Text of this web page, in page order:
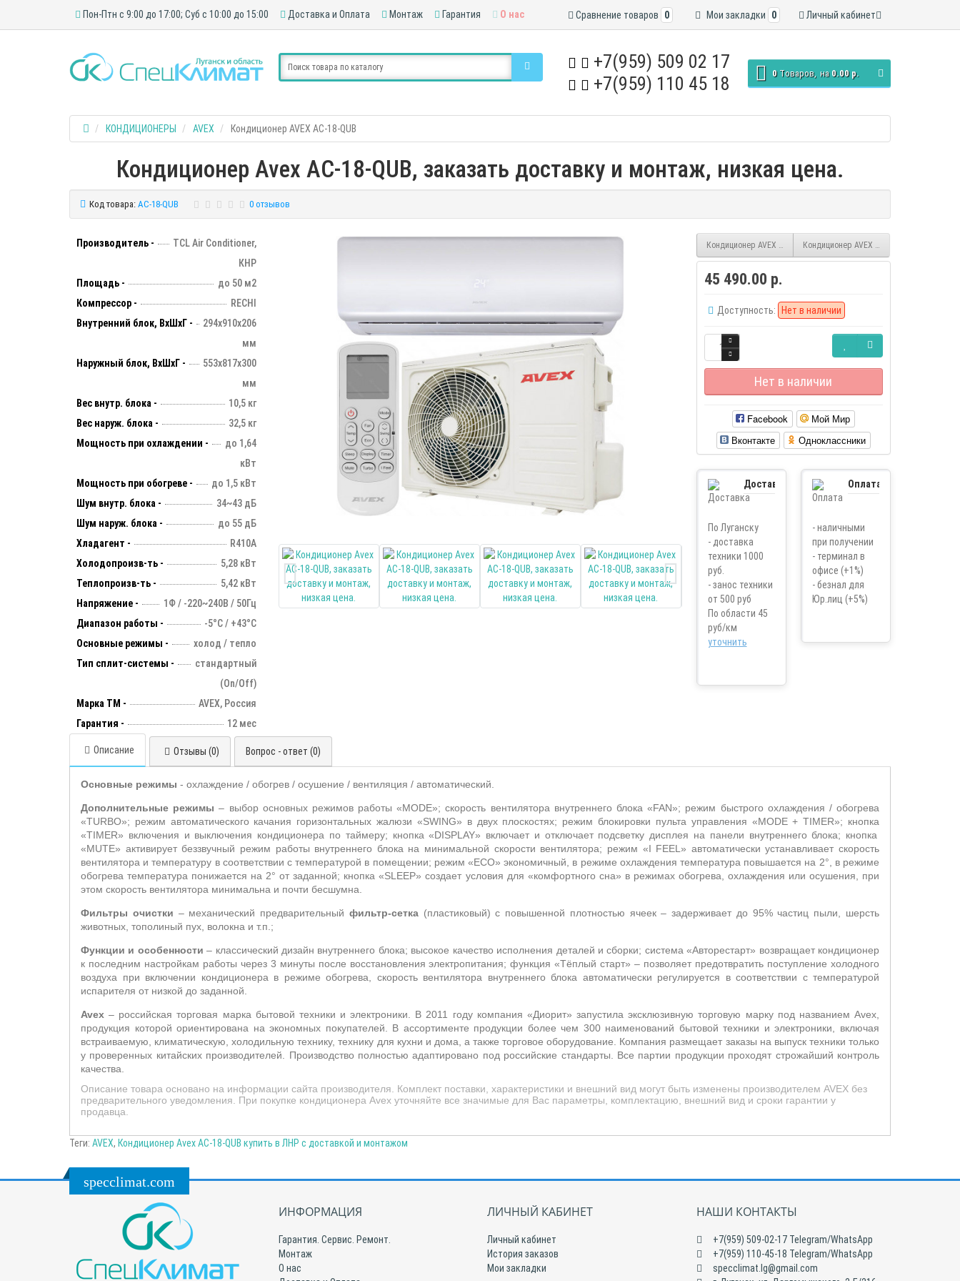
Пон-Птн с 9:00 до 17:00; Суб с 10:00 до 15:00 Доставка и Оплата Монтаж Гарантия О нас Личный кабинет
Мои закладки 0
Сравнение товаров 0
+7(959) 509 02 17
+7(959) 110 45 18
0 Tоваров, на 0.00 р.
КОНДИЦИОНЕРЫ AVEX Кондиционер AVEX AC-18-QUB
Кондиционер Avex AC-18-QUB, заказать доставку и монтаж, низкая цена.
Код товара: AC-18-QUB 0 отзывов
Производитель -
TCL Air Conditioner,
КНР
Площадь -
до 50 м2
Компрессор -
RECHI
Внутренний блок, ВхШхГ -
294х910х206
мм
Наружный блок, ВхШхГ -
553х817х300
мм
Вес внутр. блока -
10,5 кг
Вес наруж. блока -
32,5 кг
Мощность при охлаждении -
до 1,64
кВт
Мощность при обогреве -
до 1,5 кВт
Шум внутр. блока -
34~43 дБ
Шум наруж. блока -
до 55 дБ
Хладагент -
R410А
Холодопроизв-ть -
5,28 кВт
Теплопроизв-ть -
5,42 кВт
Напряжение -
1Ф / -220~240В / 50Гц
Диапазон работы -
-5°С / +43°С
Основные режимы -
холод / тепло
Тип сплит-системы -
стандартный
(On/Off)
Марка ТМ -
AVEX, Россия
Гарантия -
12 мес
Кондиционер AVEX AC-12-QUBКондиционер AVEX AC-24-QUB
45 490.00 р.
Доступность: Нет в наличии
Нет в наличии
Facebook
Мой Мир
Вконтакте
Одноклассники
Доставка
По Луганску
- доставка
техники 1000
руб.
- занос техники
от 500 руб
По области 45
руб/км
уточнить
Оплата
- наличными
при получении
- терминал в
офисе (+1%)
- безнал для
Юр.лиц (+5%)
Описание Отзывы (0) Вопрос - ответ (0)
Основные режимы - охлаждение / обогрев / осушение / вентиляция / автоматический.
Дополнительные режимы – выбор основных режимов работы «MODE»;скорость вентилятора внутреннего блока «FAN»; режим быстрого охлаждения / обогрева
«TURBO»; режим автоматического качания горизонтальных жалюзи «SWING» в двух плоскостях; режим блокировки пульта управления «MODE+TIMER»; кнопка
«TIMER» включения и выключения кондиционера по таймеру; кнопка «DISPLAY» включает и отключает подсветку дисплея на панели внутреннего блока; кнопка
«MUTE» активирует беззвучный режим работы внутреннего блока на минимальной скорости вентилятора; режим «I FEEL» автоматически устанавливает скорость
вентилятора и температуру в соответствии с температурой в помещении; режим «ECO» экономичный, в режиме охлаждения температура повышается на 2°, в режиме
обогрева температура понижается на 2° от заданной; кнопка «SLEEP» создает условия для «комфортного сна» в режимах обогрева, охлаждения или осушения, при
этом скорость вентилятора минимальна и почти бесшумна.
Фильтры очистки – механический предварительный фильтр-сетка(пластиковый) с повышенной плотностью ячеек – задерживает до 95% частиц пыли, шерсть
животных, тополиный пух, волокна и т.п.;
Функции и особенности – классический дизайн внутреннего блока; высокое качество исполнения деталей и сборки; система «Авторестарт» возвращает кондиционер
к последним настройкам работы через 3 минуты после восстановления электропитания; функция «Тёплый старт»– позволяет предотвратить поступление холодного
воздуха при включении кондиционера в режиме обогрева, скорость вентилятора внутреннего блока автоматически регулируется в соответствии с температурой
испарителя от низкой до заданной.
Avex – российская торговая марка бытовой техники и электроники. В 2011 году компания «Диорит» запустила эксклюзивную торговую марку под названием Avex,
продукция которой ориентирована на экономных покупателей. В ассортименте продукции более чем 300 наименований бытовой техники и электроники, включая
встраиваемую, климатическую, холодильную технику, технику для кухни и дома, а также торговое оборудование. Компания размещает заказы на выпуск техники только
у проверенных китайских производителей. Производство полностью адаптировано под российские стандарты. Все партии продукции проходят строжайший контроль
качества.
Описание товара основано на информации сайта производителя. Комплект поставки, характеристики и внешний вид могут быть изменены производителем AVEX без
предварительного уведомления. При покупке кондиционера Avex уточняйте все значимые для Вас параметры, комплектацию, внешний вид и сроки гарантии у
продавца.
Теги: AVEX, Кондиционер Avex AC-18-QUB купить в ЛНР с доставкой и монтажом
specclimat.com
ИНФОРМАЦИЯ
Гарантия. Сервис. Ремонт.
Монтаж
О нас
ЛИЧНЫЙ КАБИНЕТ
Личный кабинет
История заказов
Мои закладки
НАШИ КОНТАКТЫ
+7(959) 509-02-17 Telegram/WhatsApp
+7(959) 110-45-18 Telegram/WhatsApp
specclimat.lg@gmail.com